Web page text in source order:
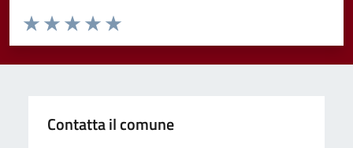
Valuta da 1 a 5 stelle la pagina
Valuta 5 stelle su 5
Valuta 4 stelle su 5
Valuta 3 stelle su 5
Valuta 2 stelle su 5
Valuta 1 stelle su 5
Contatta il comune